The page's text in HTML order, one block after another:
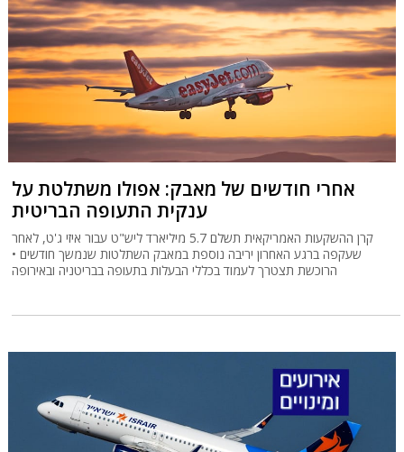
אחרי חודשים של מאבק: אפולו משתלטת על
ענקית התעופה הבריטית
קרן ההשקעות האמריקאית תשלם 5.7 מיליארד ליש"ט עבור איזי ג'ט, לאחר
שעקפה ברגע האחרון יריבה נוספת במאבק השתלטות שנמשך חודשים •
הרוכשת תצטרך לעמוד בכללי הבעלות בתעופה בבריטניה ובאירופה